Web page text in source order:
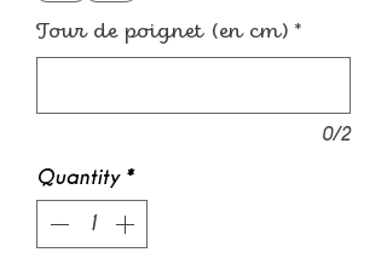
Tour de poignet (en cm) *
0/2
Quantity *